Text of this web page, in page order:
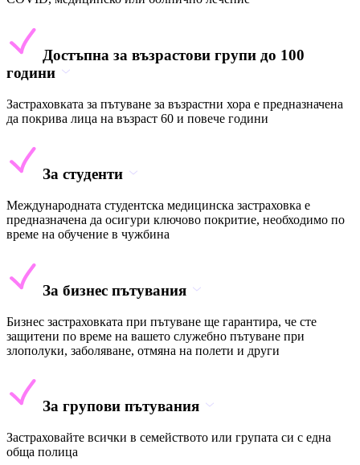
Достъпна за възрастови групи до 100
години
Застраховката за пътуване за възрастни хора е предназначена
да покрива лица на възраст 60 и повече години
За студенти
Международната студентска медицинска застраховка е
предназначена да осигури ключово покритие, необходимо по
време на обучение в чужбина
За бизнес пътувания
Бизнес застраховката при пътуване ще гарантира, че сте
защитени по време на вашето служебно пътуване при
злополуки, заболяване, отмяна на полети и други
За групови пътувания
Застраховайте всички в семейството или групата си с една
обща полица